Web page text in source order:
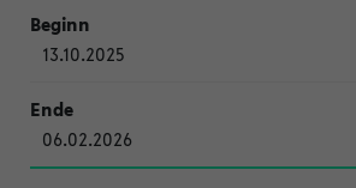
13.10.2025
06.02.2026